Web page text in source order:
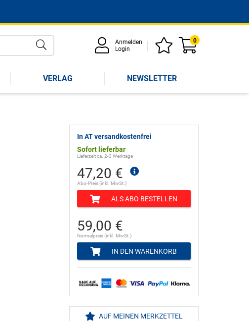
Anmelden
Login
0
VERLAG NEWSLETTER
In AT versandkostenfrei
Sofort lieferbar
Lieferzeit ca. 2-3 Werktage
47,20 €
Abo-Preis (inkl. MwSt.)
ALS ABO BESTELLEN
59,00 €
Normalpreis (inkl. MwSt.)
IN DEN WARENKORB
AUF MEINEN MERKZETTEL